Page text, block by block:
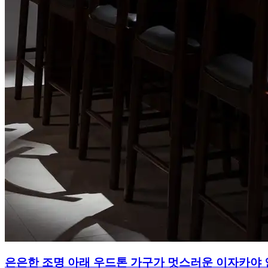
은은한 조명 아래 우드톤 가구가 멋스러운 이자카야